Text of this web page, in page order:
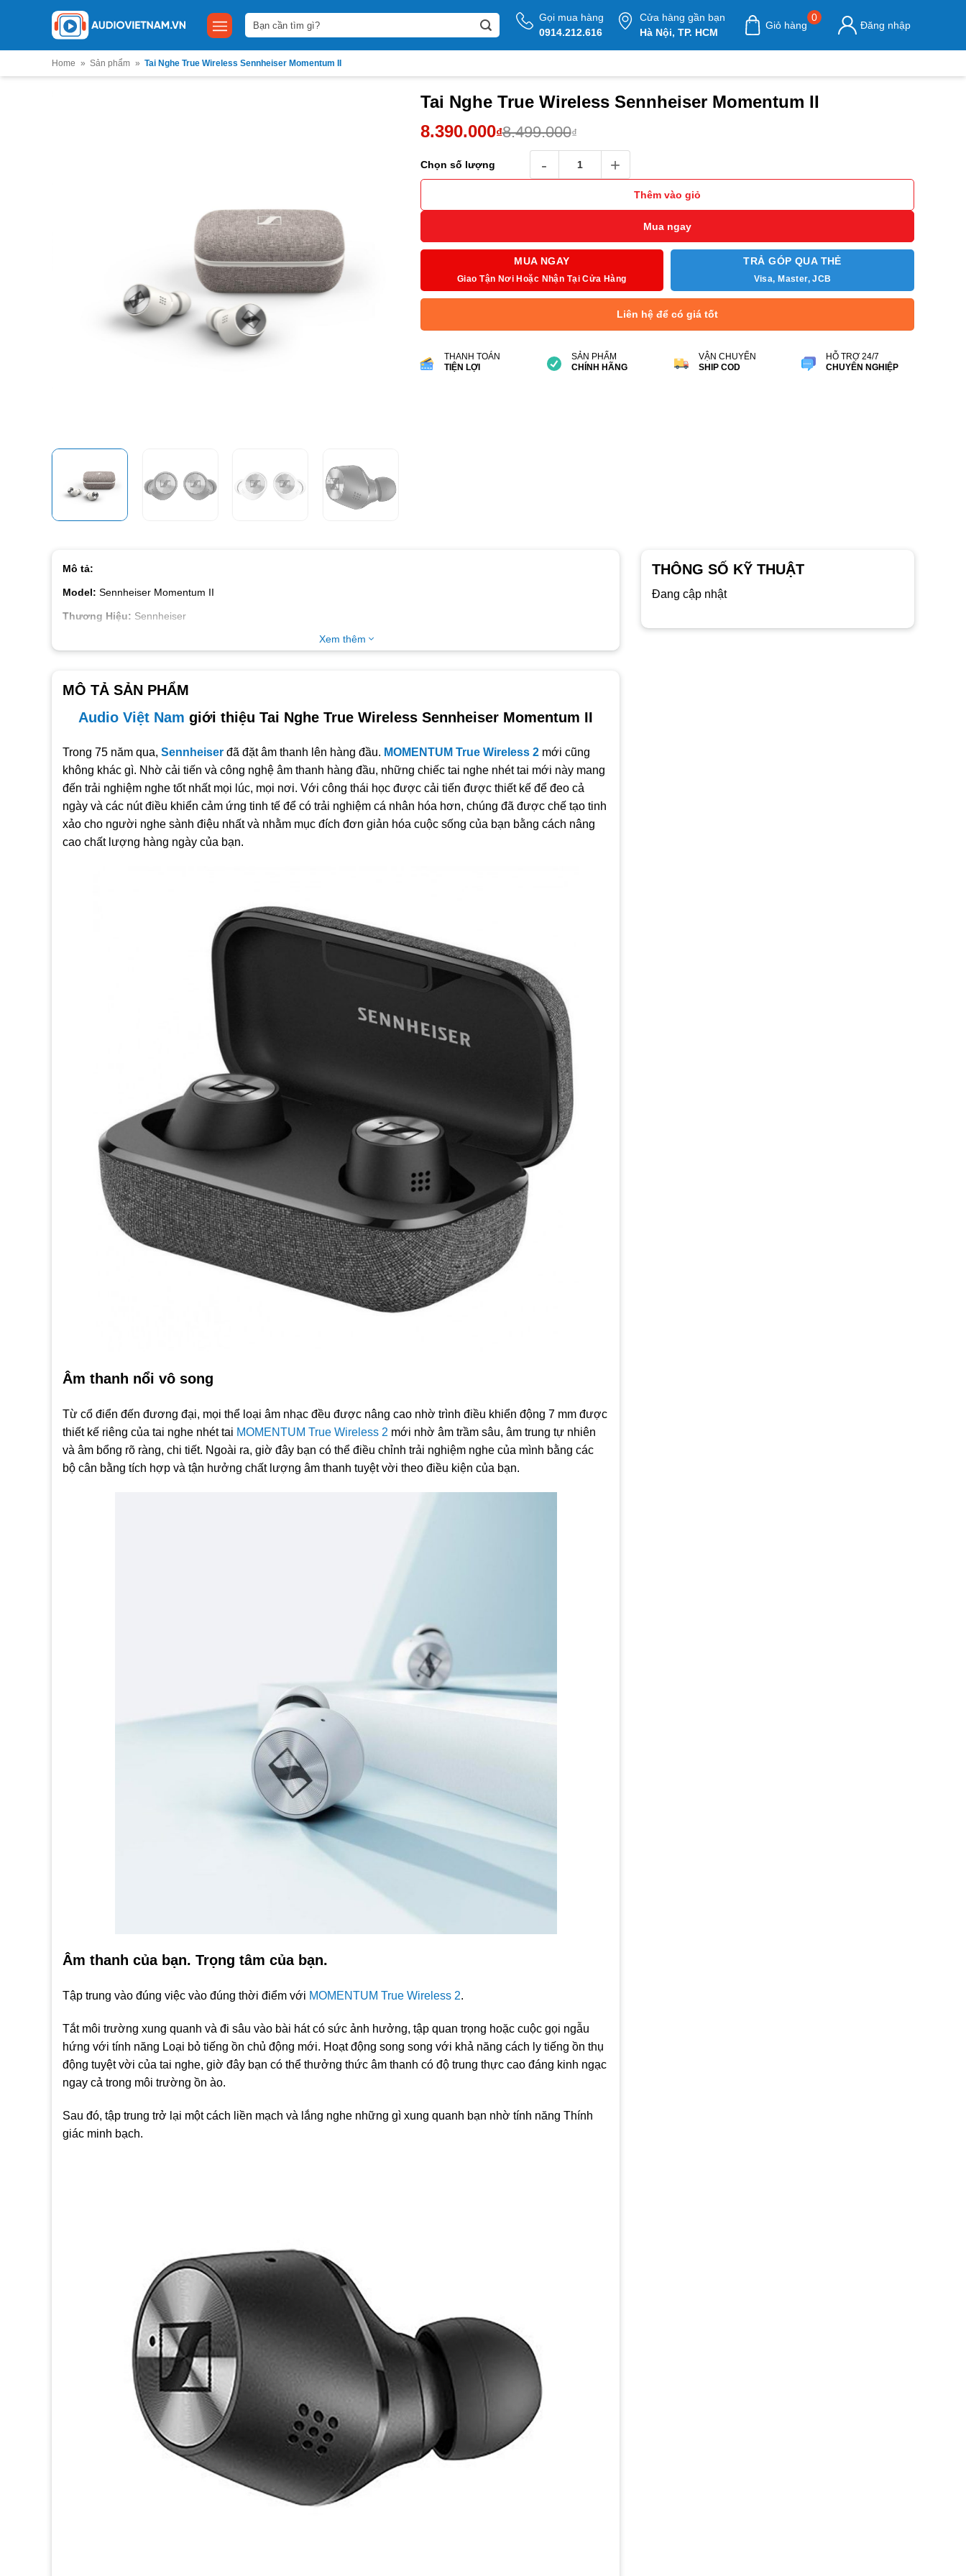
Tìm
kiếm:
Gọi mua hàng
0914.212.616
Cửa hàng gần bạn
Hà Nội, TP. HCM
Giỏ hàng
0
Đăng nhập
Home » Sản phẩm » Tai Nghe True Wireless Sennheiser Momentum II
Tai Nghe True Wireless Sennheiser Momentum II
8.499.000₫
Giá
là:
8.390.000₫
Giá
tại
8.390.000₫.
Chọn số lượng
Thêm vào giỏ
Mua ngay
MUA NGAY
Giao Tận Nơi Hoặc Nhận Tại Cửa Hàng
TRẢ GÓP QUA THẺ
Visa, Master, JCB
Liên hệ để có giá tốt
THANH TOÁN
TIỆN LỢI
SẢN PHẨM
CHÍNH HÃNG
VẬN CHUYỂN
SHIP COD
HỖ TRỢ 24/7
CHUYÊN NGHIỆP
Mô tả:
Model: Sennheiser Momentum II
Thương Hiệu: Sennheiser
Bảo hành: 24 tháng
Sennheiser Momentum II
khá mới, với chất lượng âm thanh tốt
Công nghệ được trang bị khá mạnh :Công nghệ xuyên âm :Transparent Hearing(nghe âm thanh xung quanh)
vàActive Noise Cancellation (ANC)
Sử dụng màng loa đặc biệt của hãngSennheiser kích thước7mm dynamic driverchất lượng cao
Điều khiển cảm ứng vẫn sử dụng tốt và mượt mà
vẫn kèm sạc nhanh10 phútđem lại1,5 giờ
55-60mAh , dung lượng dock sạc :600mAh
có thể kháng mồ hôi, nước văng tốt
Sennheiser Smart Control
trên cả iOS™ and Android™
Trọng lượng : 1 tai đơn 6g, dock sạc 58g
Xem thêm
MÔ TẢ SẢN PHẨM
Audio Việt Nam giới thiệu Tai Nghe True Wireless Sennheiser Momentum II
Trong 75 năm qua, Sennheiser đã đặt âm thanh lên hàng đầu. MOMENTUM True Wireless 2 mới cũng
không khác gì. Nhờ cải tiến và công nghệ âm thanh hàng đầu, những chiếc tai nghe nhét tai mới này mang
đến trải nghiệm nghe tốt nhất mọi lúc, mọi nơi. Với công thái học được cải tiến được thiết kế để đeo cả
ngày và các nút điều khiển cảm ứng tinh tế để có trải nghiệm cá nhân hóa hơn, chúng đã được chế tạo tinh
xảo cho người nghe sành điệu nhất và nhằm mục đích đơn giản hóa cuộc sống của bạn bằng cách nâng
cao chất lượng hàng ngày của bạn.
Âm thanh nổi vô song
Từ cổ điển đến đương đại, mọi thể loại âm nhạc đều được nâng cao nhờ trình điều khiển động 7 mm được
thiết kế riêng của tai nghe nhét tai MOMENTUM True Wireless 2 mới nhờ âm trầm sâu, âm trung tự nhiên
và âm bổng rõ ràng, chi tiết. Ngoài ra, giờ đây bạn có thể điều chỉnh trải nghiệm nghe của mình bằng các
bộ cân bằng tích hợp và tận hưởng chất lượng âm thanh tuyệt vời theo điều kiện của bạn.
Âm thanh của bạn. Trọng tâm của bạn.
Tập trung vào đúng việc vào đúng thời điểm với MOMENTUM True Wireless 2.
Tắt môi trường xung quanh và đi sâu vào bài hát có sức ảnh hưởng, tập quan trọng hoặc cuộc gọi ngẫu
hứng với tính năng Loại bỏ tiếng ồn chủ động mới. Hoạt động song song với khả năng cách ly tiếng ồn thụ
động tuyệt vời của tai nghe, giờ đây bạn có thể thưởng thức âm thanh có độ trung thực cao đáng kinh ngạc
ngay cả trong môi trường ồn ào.
Sau đó, tập trung trở lại một cách liền mạch và lắng nghe những gì xung quanh bạn nhờ tính năng Thính
giác minh bạch.
THÔNG SỐ KỸ THUẬT
Đang cập nhật